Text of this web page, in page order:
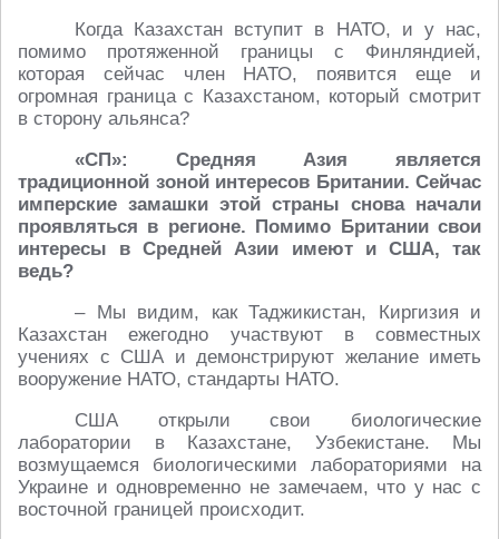
Когда Казахстан вступит в НАТО, и у нас,
помимо протяженной границы с Финляндией,
которая сейчас член НАТО, появится еще и
огромная граница с Казахстаном, который смотрит
в сторону альянса?
«СП»: Средняя Азия является
традиционной зоной интересов Британии. Сейчас
имперские замашки этой страны снова начали
проявляться в регионе. Помимо Британии свои
интересы в Средней Азии имеют и США, так
ведь?
– Мы видим, как Таджикистан, Киргизия и
Казахстан ежегодно участвуют в совместных
учениях с США и демонстрируют желание иметь
вооружение НАТО, стандарты НАТО.
США открыли свои биологические
лаборатории в Казахстане, Узбекистане. Мы
возмущаемся биологическими лабораториями на
Украине и одновременно не замечаем, что у нас с
восточной границей происходит.